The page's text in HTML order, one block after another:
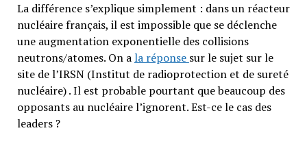
La différence s’explique simplement : dans un réacteur
nucléaire français, il est impossible que se déclenche
une augmentation exponentielle des collisions
neutrons/atomes. On a la réponse sur le sujet sur le
site de l’IRSN (Institut de radioprotection et de sureté
nucléaire) . Il est probable pourtant que beaucoup des
opposants au nucléaire l’ignorent. Est-ce le cas des
leaders ?